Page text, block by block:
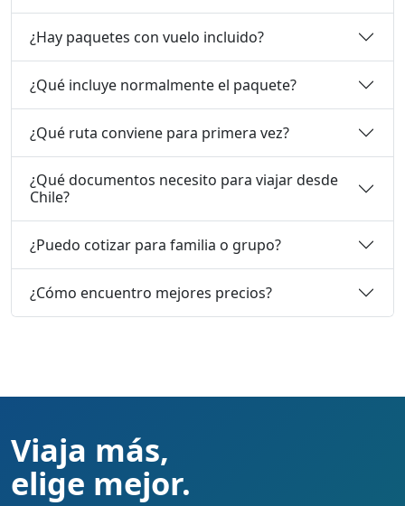
¿Hay paquetes con vuelo incluido?
¿Qué incluye normalmente el paquete?
¿Qué ruta conviene para primera vez?
¿Qué documentos necesito para viajar desde
Chile?
¿Puedo cotizar para familia o grupo?
¿Cómo encuentro mejores precios?
Viaja más,
elige mejor.